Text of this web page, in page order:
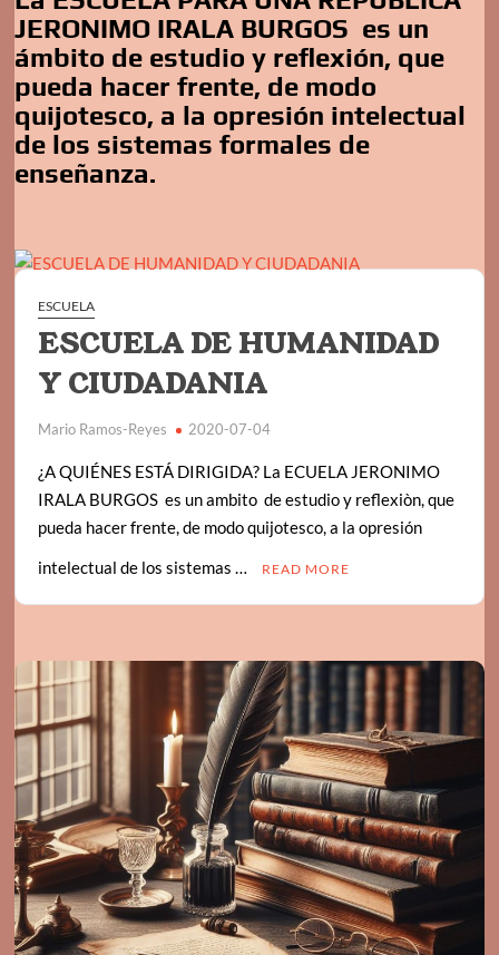
JERONIMO IRALA BURGOS es un
ámbito de estudio y reflexión, que
pueda hacer frente, de modo
quijotesco, a la opresión intelectual
de los sistemas formales de
enseñanza.
ESCUELA
ESCUELA DE HUMANIDAD
Y CIUDADANIA
Mario Ramos-Reyes 2020-07-04
¿A QUIÉNES ESTÁ DIRIGIDA? La ECUELA JERONIMO
IRALA BURGOS es un ambito de estudio y reflexiòn, que
pueda hacer frente, de modo quijotesco, a la opresión
intelectual de los sistemas …
READ MORE